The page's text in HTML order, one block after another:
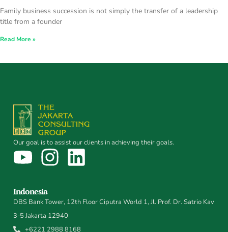
Family business succession is not simply the transfer of a leadership
title from a founder
Read More »
Our goal is to assist our clients in achieving their goals.
Indonesia
DBS Bank Tower, 12th Floor Ciputra World 1, Jl. Prof. Dr. Satrio Kav
3-5 Jakarta 12940
+6221 2988 8168